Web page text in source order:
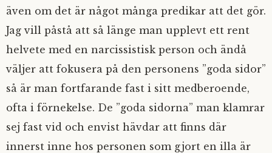
även om det är något många predikar att det gör.
Jag vill påstå att så länge man upplevt ett rent
helvete med en narcissistisk person och ändå
väljer att fokusera på den personens ”goda sidor”
så är man fortfarande fast i sitt medberoende,
ofta i förnekelse. De ”goda sidorna” man klamrar
sej fast vid och envist hävdar att finns där
innerst inne hos personen som gjort en illa är